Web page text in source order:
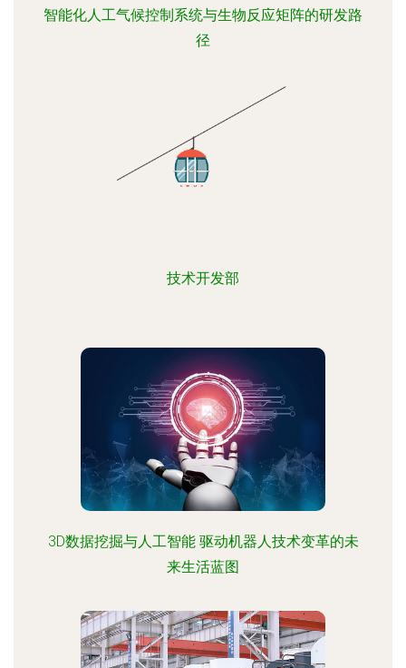
智能化人工气候控制系统与生物反应矩阵的研发路
径
技术开发部
3D数据挖掘与人工智能 驱动机器人技术变革的未
来生活蓝图